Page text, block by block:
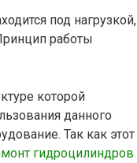
под нагрузкой,
работы
которой
данного
Так как этот
гидроцилиндров